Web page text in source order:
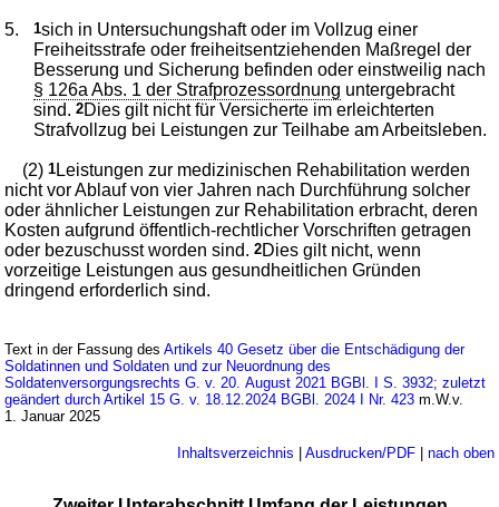
5. 1sich in Untersuchungshaft oder im Vollzug einer
Freiheitsstrafe oder freiheitsentziehenden Maßregel der
Besserung und Sicherung befinden oder einstweilig nach
§ 126a Abs. 1 der Strafprozessordnung untergebracht
sind.2Dies gilt nicht für Versicherte im erleichterten
Strafvollzug bei Leistungen zur Teilhabe am Arbeitsleben.
(2)1 Leistungen zur medizinischen Rehabilitation werden
nicht vor Ablauf von vier Jahren nach Durchführung solcher
oder ähnlicher Leistungen zur Rehabilitation erbracht, deren
Kosten aufgrund öffentlich-rechtlicher Vorschriften getragen
oder bezuschusst worden sind.2Dies gilt nicht, wenn
vorzeitige Leistungen aus gesundheitlichen Gründen
dringend erforderlich sind.
Text in der Fassung desArtikels 40 Gesetz über die Entschädigung der
Soldatinnen und Soldaten und zur Neuordnung des
Soldatenversorgungsrechts G. v. 20. August 2021 BGBl. I S. 3932; zuletzt
geändert durch Artikel 15 G. v. 18.12.2024 BGBl. 2024 I Nr. 423 m.W.v.
1. Januar 2025
Inhaltsverzeichnis | Ausdrucken/PDF| nach oben